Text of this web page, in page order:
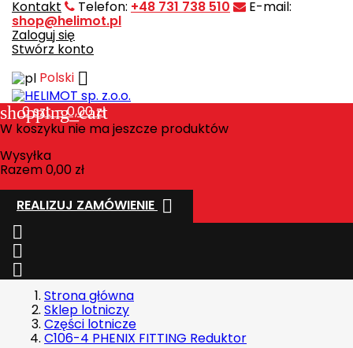
Kontakt Telefon: +48 731 738 510 E-mail:
shop@helimot.pl
Zaloguj się
Stwórz konto
Polski 
shopping_cart
0szt. - 0,00 zł
W koszyku nie ma jeszcze produktów
Wysyłka
Razem0,00 zł
REALIZUJ ZAMÓWIENIE 



Strona główna
Sklep lotniczy
Części lotnicze
C106-4 PHENIX FITTING Reduktor